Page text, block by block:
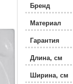
Бренд
Материал
Гарантия
Длина, см
Ширина, см